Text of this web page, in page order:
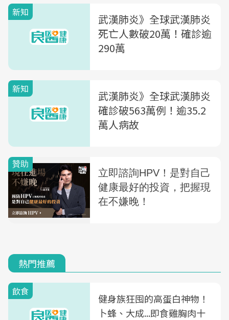
新知
武漢肺炎》全球武漢肺炎
死亡人數破20萬！確診逾
290萬
新知
武漢肺炎》全球武漢肺炎
確診破563萬例！逾35.2
萬人病故
熱門推薦
飲食
健身族狂囤的高蛋白神物！
卜蜂、大成...即食雞胸肉十